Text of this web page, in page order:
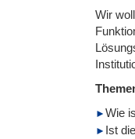
Wir
Wie
Ist